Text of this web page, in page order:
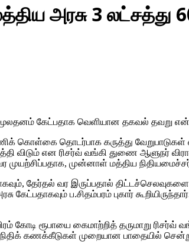
அரசு 3
மூலதனம் கேட்பதாக வெளியான தகவல் தவறு
கொள்கை தொடர்பாக கருத்து வேறுபாடுகள்
விடும் என ரிசர்வ் வங்கி துணை ஆளுநர்
முன்னாள் மத்திய நிதியமைச்சர்
தேர்தல் வர இருப்பதால்
கேட்பதாகவும் ப.சிதம்பரம் புகார்
கோடி ரூபாயை கைமாற்றித் தருமாறு
கணக்கீடுகள் முறையான பாதையில் சென்று